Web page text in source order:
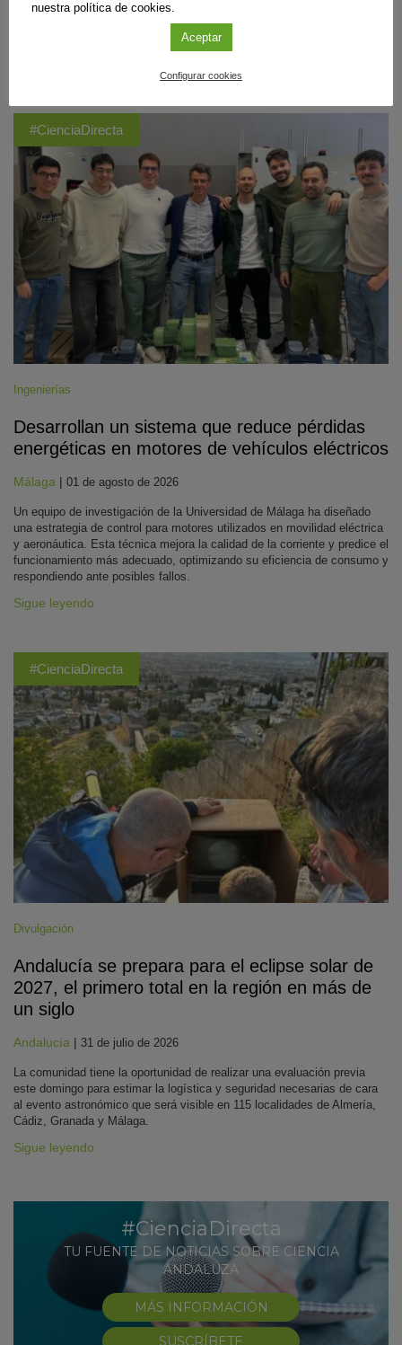
transparencia del agua en ese entorno facilitó el crecimiento de corales
de lado a lado. Ahora aportan pistas para reconstruir la historia climática
#CienciaDirecta
Ingenierías
Desarrollan un sistema que reduce pérdidas
energéticas en motores de vehículos eléctricos
Málaga | 01 de agosto de 2026
Un equipo de investigación de la Universidad de Málaga ha diseñado
una estrategia de control para motores utilizados en movilidad eléctrica
y aeronáutica. Esta técnica mejora la calidad de la corriente y predice el
funcionamiento más adecuado, optimizando su eficiencia de consumo y
respondiendo ante posibles fallos.
Sigue leyendo
#CienciaDirecta
Divulgación
Andalucía se prepara para el eclipse solar de
2027, el primero total en la región en más de
un siglo
Andalucía | 31 de julio de 2026
La comunidad tiene la oportunidad de realizar una evaluación previa
este domingo para estimar la logística y seguridad necesarias de cara
al evento astronómico que será visible en 115 localidades de Almería,
Cádiz, Granada y Málaga.
Sigue leyendo
#CienciaDirecta
TU FUENTE DE NOTICIAS SOBRE CIENCIA
ANDALUZA
MÁS INFORMACIÓN
SUSCRÍBETE
nuestra política de cookies.
Aceptar
Configurar cookies